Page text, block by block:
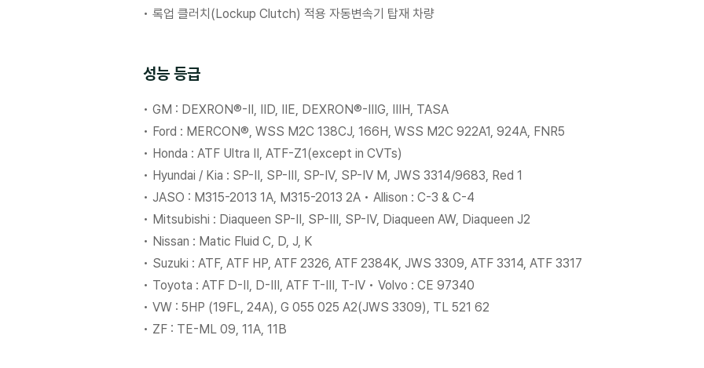
• 록업 클러치(Lockup Clutch) 적용 자동변속기 탑재 차량
성능 등급
• GM : DEXRON®-II, IID, IIE, DEXRON®-IIIG, IIIH, TASA
• Ford : MERCON®, WSS M2C 138CJ, 166H, WSS M2C 922A1, 924A, FNR5
• Honda : ATF Ultra II, ATF-Z1(except in CVTs)
• Hyundai / Kia : SP-II, SP-III, SP-IV, SP-IV M, JWS 3314/9683, Red 1
• JASO : M315-2013 1A, M315-2013 2A • Allison : C-3 & C-4
• Mitsubishi : Diaqueen SP-II, SP-III, SP-IV, Diaqueen AW, Diaqueen J2
• Nissan : Matic Fluid C, D, J, K
• Suzuki : ATF, ATF HP, ATF 2326, ATF 2384K, JWS 3309, ATF 3314, ATF 3317
• Toyota : ATF D-II, D-III, ATF T-III, T-IV • Volvo : CE 97340
• VW : 5HP (19FL, 24A), G 055 025 A2(JWS 3309), TL 521 62
• ZF : TE-ML 09, 11A, 11B